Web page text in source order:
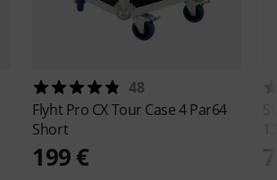
48
Flyht Pro CX Tour Case 4 Par64
Short
199 €